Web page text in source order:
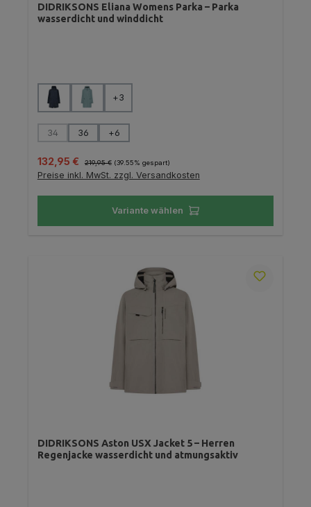
DIDRIKSONS Eliana Womens Parka – Parka
wasserdicht und winddicht
Farbe auswählen
+3
Größe auswählen
34
(Diese Option ist zurzeit nicht verfügbar.)
36 +6
Verkaufspreis:
132,95 € 219,95 € (39.55% gespart)
Preise inkl. MwSt. zzgl. Versandkosten
Variante wählen
DIDRIKSONS Aston USX Jacket 5 – Herren
Regenjacke wasserdicht und atmungsaktiv